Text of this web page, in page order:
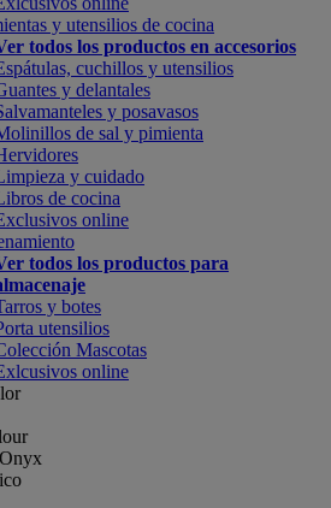
y utensilios de cocina
todos los productos en accesorios
cuchillos y utensilios
y delantales
y posavasos
de sal y pimienta
y cuidado
de cocina
online
todos los productos para
y botes
utensilios
Mascotas
online